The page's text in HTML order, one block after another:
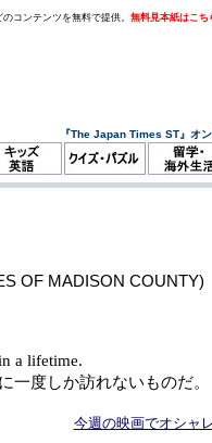
コンテンツを無料で提供。 無料見本紙はこち
『The Japan Times ST』オ
OF MADISON COUNTY)
a lifetime.
一度しか訪れないものだ。
今週の映画でオシャ